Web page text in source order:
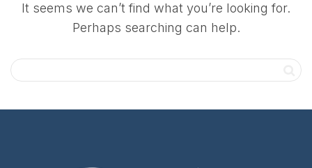
It seems we can’t find what you’re looking for.
Perhaps searching can help.